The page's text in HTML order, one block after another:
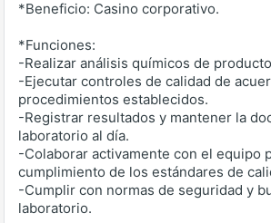
*Beneficio: Casino corporativo.
*Funciones:
-Realizar análisis químicos de
-Ejecutar controles de calidad de
procedimientos establecidos.
-Registrar resultados y mantener la
laboratorio al día.
-Colaborar activamente con el equipo
cumplimiento de los estándares de
-Cumplir con normas de seguridad y
laboratorio.